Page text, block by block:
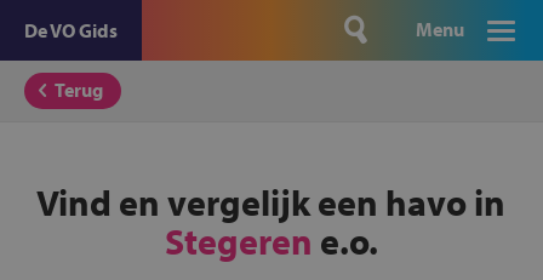
De VO Gids Menu
Terug
Vind en vergelijk een havo in
Stegeren e.o.